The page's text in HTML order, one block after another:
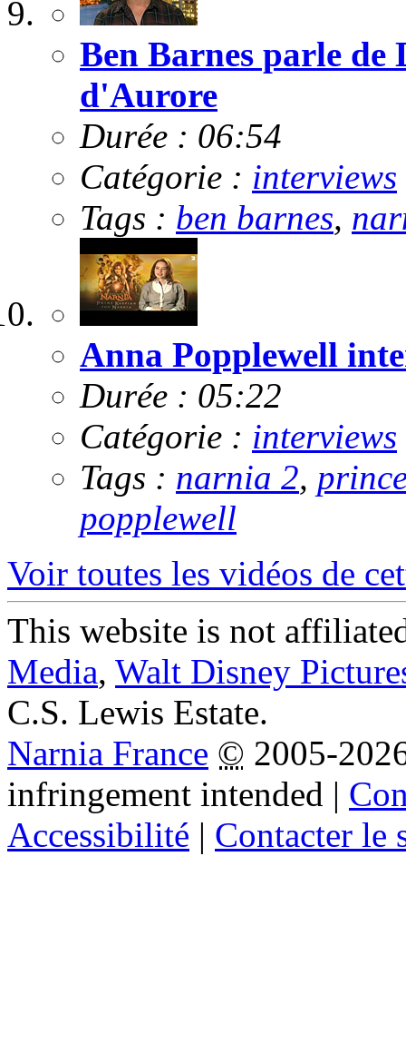
Ben Barnes parle de
d'Aurore
Durée : 06:54
Catégorie : interviews
Tags : ben barnes,
Anna Popplewell
Durée : 05:22
Catégorie : interviews
Tags : narnia 2,
popplewell
Voir toutes les vidéos de
This website is not
Media, Walt Disney
C.S. Lewis Estate.
Narnia France © 2005-
infringement intended |
Accessibilité | Contacter le